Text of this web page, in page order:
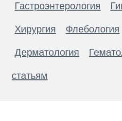
Гастроэнтерология
Хирургия Флебология
Дерматология
статьям